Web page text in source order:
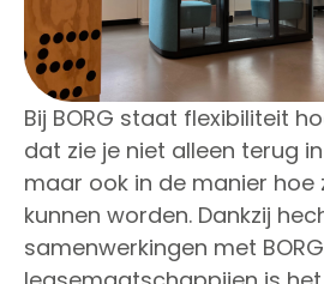
Bij BORG staat flexibiliteit
dat zie je niet alleen terug
maar ook in de manier
kunnen worden. Dankzij
samenwerkingen met